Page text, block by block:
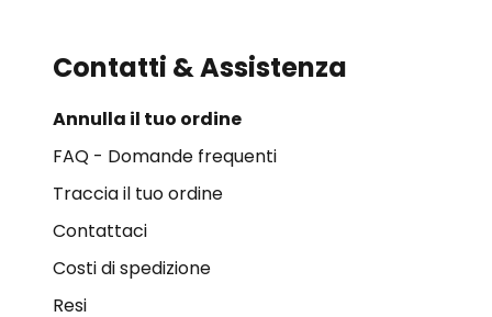
Contatti & Assistenza
Annulla il tuo ordine
FAQ - Domande frequenti
Traccia il tuo ordine
Contattaci
Costi di spedizione
Resi